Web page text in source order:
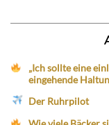
„Ich sollte eine
eingehende
Der Ruhrpilot